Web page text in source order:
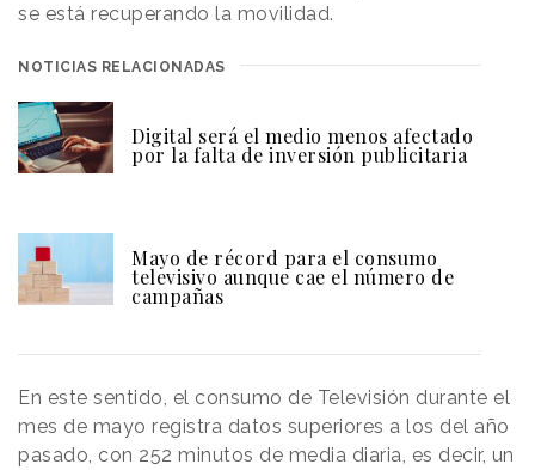
se está recuperando la movilidad.
NOTICIAS RELACIONADAS
Digital será el medio menos afectado
por la falta de inversión publicitaria
Mayo de récord para el consumo
televisivo aunque cae el número de
campañas
En este sentido, el consumo de Televisión durante el
mes de mayo registra datos superiores a los del año
pasado, con 252 minutos de media diaria, es decir, un